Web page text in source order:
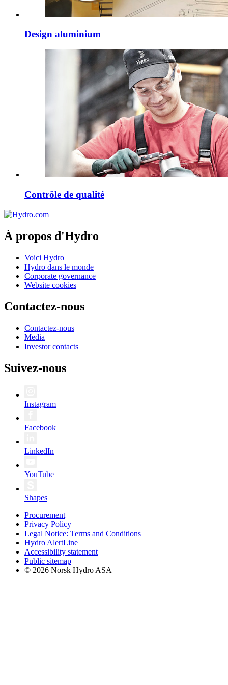
Design aluminium
Contrôle de qualité
À propos d'Hydro
Voici Hydro
Hydro dans le monde
Corporate governance
Website cookies
Contactez-nous
Contactez-nous
Media
Investor contacts
Suivez-nous
Instagram
Facebook
LinkedIn
YouTube
Shapes
Procurement
Privacy Policy
Legal Notice: Terms and Conditions
Hydro AlertLine
Accessibility statement
Public sitemap
© 2026 Norsk Hydro ASA